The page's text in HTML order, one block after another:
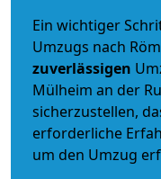
Ein wichtiger
Umzugs nach
zuverlässigen
Mülheim an der
sicherzustellen,
erforderliche
um den Umzug